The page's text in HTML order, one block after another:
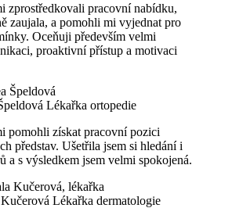
zprostředkovali pracovní nabídku,
zaujala, a pomohli mi vyjednat pro
Oceňuji především velmi
proaktivní přístup a motivaci
Lékařka ortopedie
pomohli získat pracovní pozici
představ. Ušetřila jsem si hledání i
a s výsledkem jsem velmi spokojená.
Lékařka dermatologie